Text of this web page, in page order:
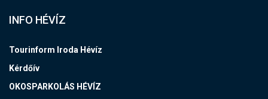
INFO HÉVÍZ
Tourinform Iroda Hévíz
Kérdőív
OKOSPARKOLÁS HÉVÍZ